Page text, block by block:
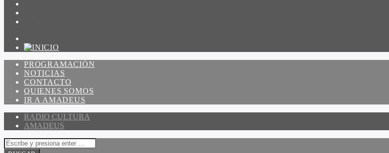
PROGRAMACIÓN
NOTICIAS
CONTACTO
QUIENES SOMOS
IR A AMADEUS
RADIO CULTURA
AMADEUS